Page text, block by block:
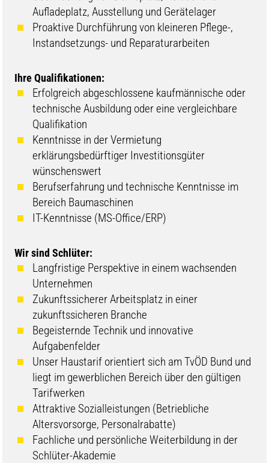
Aufladeplatz, Ausstellung und Gerätelager
Proaktive Durchführung von kleineren Pflege-,
Instandsetzungs- und Reparaturarbeiten
Ihre Qualifikationen:
Erfolgreich abgeschlossene kaufmännische oder
technische Ausbildung oder eine vergleichbare
Qualifikation
Kenntnisse in der Vermietung
erklärungsbedürftiger Investitionsgüter
wünschenswert
Berufserfahrung und technische Kenntnisse im
Bereich Baumaschinen
IT-Kenntnisse (MS-Office/ERP)
Wir sind Schlüter:
Langfristige Perspektive in einem wachsenden
Unternehmen
Zukunftssicherer Arbeitsplatz in einer
zukunftssicheren Branche
Begeisternde Technik und innovative
Aufgabenfelder
Unser Haustarif orientiert sich am TvÖD Bund und
liegt im gewerblichen Bereich über den gültigen
Tarifwerken
Attraktive Sozialleistungen (Betriebliche
Altersvorsorge, Personalrabatte)
Fachliche und persönliche Weiterbildung in der
Schlüter-Akademie